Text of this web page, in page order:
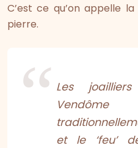
C’est ce qu’on appelle
pierre.
Les
et le ‘feu’